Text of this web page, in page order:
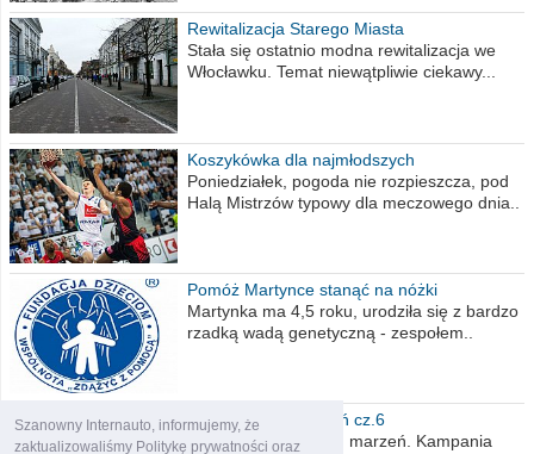
Szanowny Internauto, informujemy, że
zaktualizowaliśmy Politykę prywatności oraz
Rewitalizacja Starego Miasta
Stała się ostatnio modna rewitalizacja we
Włocławku. Temat niewątpliwie ciekawy...
Koszykówka dla najmłodszych
Poniedziałek, pogoda nie rozpieszcza, pod
Halą Mistrzów typowy dla meczowego dnia..
Pomóż Martynce stanąć na nóżki
Martynka ma 4,5 roku, urodziła się z bardzo
rzadką wadą genetyczną - zespołem..
Polska moich marzeń cz.6
Nadszedł kres moich marzeń. Kampania